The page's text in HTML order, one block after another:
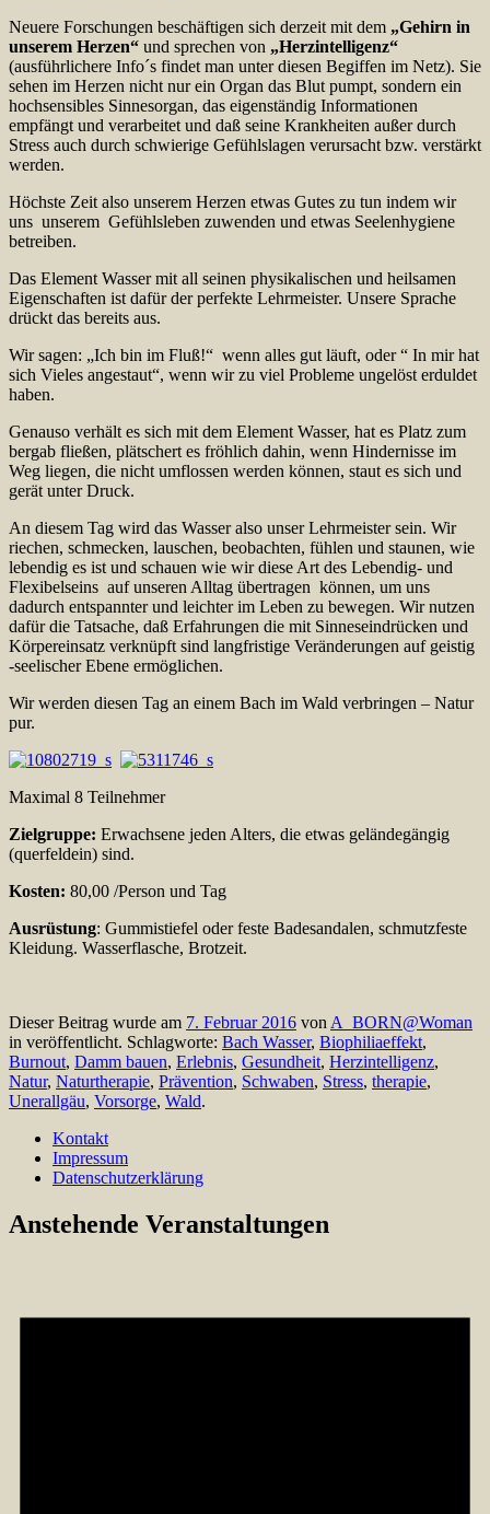
Neuere Forschungen beschäftigen sich derzeit mit dem „Gehirn in
unserem Herzen“ und sprechen von „Herzintelligenz“
(ausführlichere Info´s findet man unter diesen Begiffen im Netz). Sie
sehen im Herzen nicht nur ein Organ das Blut pumpt, sondern ein
hochsensibles Sinnesorgan, das eigenständig Informationen
empfängt und verarbeitet und daß seine Krankheiten außer durch
Stress auch durch schwierige Gefühlslagen verursacht bzw. verstärkt
werden.
Höchste Zeit also unserem Herzen etwas Gutes zu tun indem wir
uns unserem Gefühlsleben zuwenden und etwas Seelenhygiene
betreiben.
Das Element Wasser mit all seinen physikalischen und heilsamen
Eigenschaften ist dafür der perfekte Lehrmeister. Unsere Sprache
drückt das bereits aus.
Wir sagen: „Ich bin im Fluß!“ wenn alles gut läuft, oder “ In mir hat
sich Vieles angestaut“, wenn wir zu viel Probleme ungelöst erduldet
haben.
Genauso verhält es sich mit dem Element Wasser, hat es Platz zum
bergab fließen, plätschert es fröhlich dahin, wenn Hindernisse im
Weg liegen, die nicht umflossen werden können, staut es sich und
gerät unter Druck.
An diesem Tag wird das Wasser also unser Lehrmeister sein. Wir
riechen, schmecken, lauschen, beobachten, fühlen und staunen, wie
lebendig es ist und schauen wie wir diese Art des Lebendig- und
Flexibelseins auf unseren Alltag übertragen können, um uns
dadurch entspannter und leichter im Leben zu bewegen. Wir nutzen
dafür die Tatsache, daß Erfahrungen die mit Sinneseindrücken und
Körpereinsatz verknüpft sind langfristige Veränderungen auf geistig
-seelischer Ebene ermöglichen.
Wir werden diesen Tag an einem Bach im Wald verbringen – Natur
pur.
Maximal 8 Teilnehmer
Zielgruppe: Erwachsene jeden Alters, die etwas geländegängig
(querfeldein) sind.
Kosten: 80,00 /Person und Tag
Ausrüstung: Gummistiefel oder feste Badesandalen, schmutzfeste
Kleidung. Wasserflasche, Brotzeit.
Dieser Beitrag wurde am 7. Februar 2016 von A_BORN@Woman
in veröffentlicht. Schlagworte: Bach Wasser, Biophiliaeffekt,
Burnout, Damm bauen, Erlebnis, Gesundheit, Herzintelligenz,
Natur, Naturtherapie, Prävention, Schwaben, Stress, therapie,
Unerallgäu, Vorsorge, Wald.
Kontakt
Impressum
Datenschutzerklärung
Anstehende Veranstaltungen